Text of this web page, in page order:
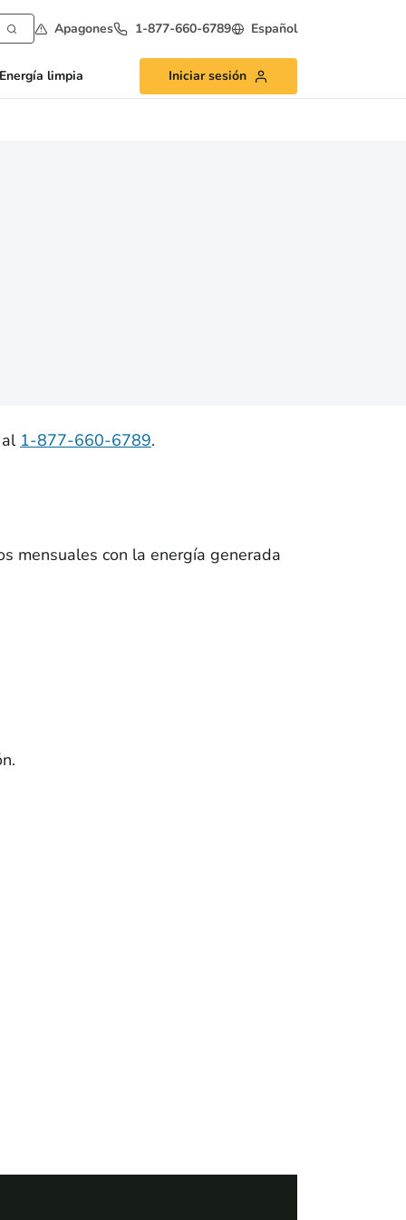
Apagones 1-877-660-6789 Español
Energía limpia Iniciar sesión
1-877-660-6789.
mensuales con la energía generada